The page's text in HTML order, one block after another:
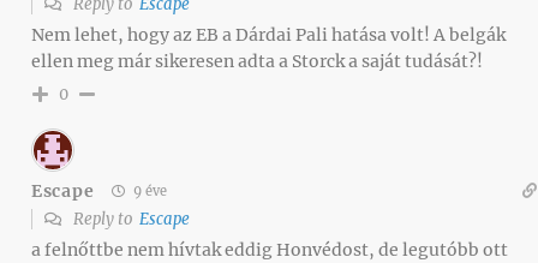
Reply to Escape
Nem lehet, hogy az EB a Dárdai Pali hatása volt! A belgák
ellen meg már sikeresen adta a Storck a saját tudását?!
0
Escape 9 éve
Reply to Escape
a felnőttbe nem hívtak eddig Honvédost, de legutóbb ott